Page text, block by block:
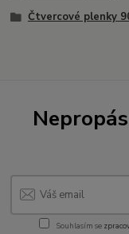
Čtvercové plenky
Souhlasím se